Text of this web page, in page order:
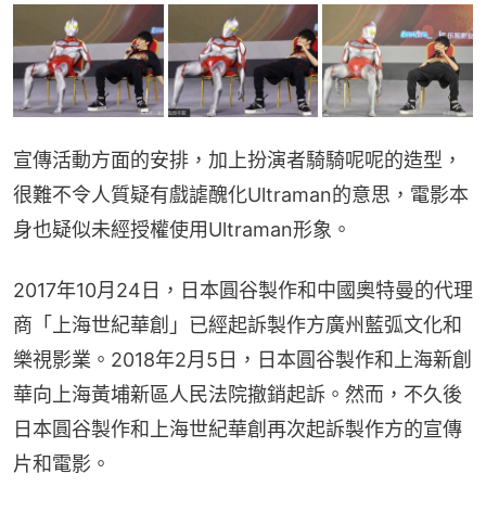
宣傳活動方面的安排，加上扮演者騎騎呢呢的造型，
很難不令人質疑有戲謔醜化Ultraman的意思，電影本
身也疑似未經授權使用Ultraman形象。
2017年10月24日，日本圓谷製作和中國奧特曼的代理
商「上海世紀華創」已經起訴製作方廣州藍弧文化和
樂視影業。2018年2月5日，日本圓谷製作和上海新創
華向上海黃埔新區人民法院撤銷起訴。然而，不久後
日本圓谷製作和上海世紀華創再次起訴製作方的宣傳
片和電影。